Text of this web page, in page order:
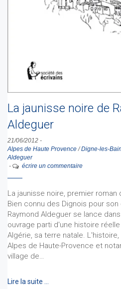
La jaunisse noire de
Aldeguer
21/06/2012 -
Alpes de Haute Provence/Digne-les-
Aldeguer
-
écrire un commentaire
La jaunisse noire, premier roman
Bien connu des Dignois pour
Raymond Aldeguer se lance
ouvrage parti d'une histoire
Algérie, sa terre natale.
Alpes de Haute-Provence et
village de…
Lire la suite …